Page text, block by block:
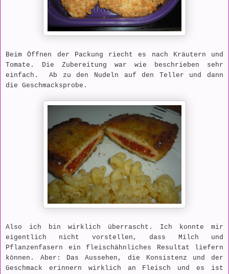
Beim Öffnen der Packung riecht es nach Kräutern und
Tomate. Die Zubereitung war wie beschrieben sehr
einfach. Ab zu den Nudeln auf den Teller und dann
die Geschmacksprobe.
Also ich bin wirklich überrascht. Ich konnte mir
eigentlich nicht vorstellen, dass Milch und
Pflanzenfasern ein fleischähnliches Resultat liefern
können. Aber: Das Aussehen, die Konsistenz und der
Geschmack erinnern wirklich an Fleisch und es ist